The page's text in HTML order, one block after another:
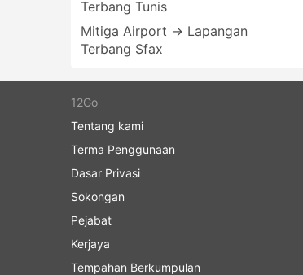
Terbang Tunis
Mitiga Airport → Lapangan
Terbang Sfax
12Go
Tentang kami
Terma Penggunaan
Dasar Privasi
Sokongan
Pejabat
Kerjaya
Tempahan Berkumpulan